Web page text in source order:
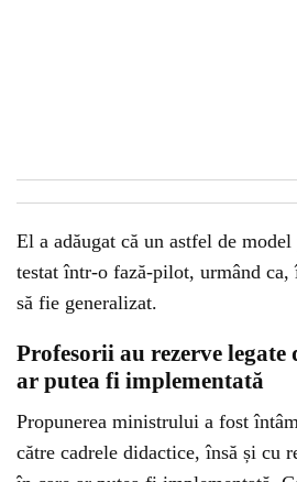
El a adăugat că un astfel de
testat într-o fază-pilot, urmând ca,
să fie generalizat.
Profesorii au rezerve
ar putea fi implementată
Propunerea ministrului a fost
către cadrele didactice, însă și cu